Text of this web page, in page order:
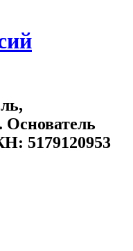
Основатель
5179120953